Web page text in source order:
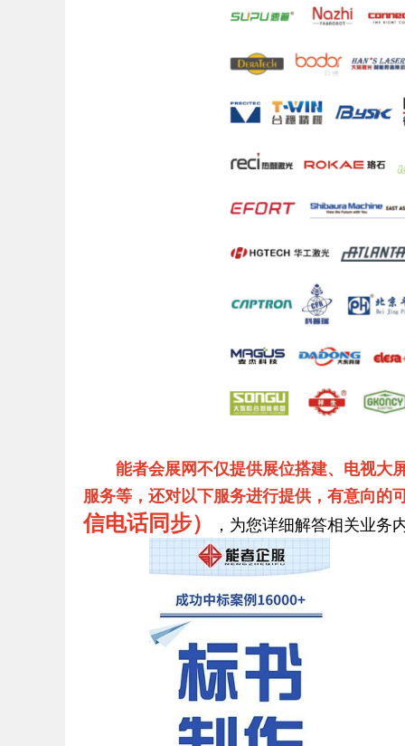
能者会展网不仅提供展位搭建、电视大
服务等，还对以下服务进行提供，有意向的
信电话同步） ，为您详细解答相关业务